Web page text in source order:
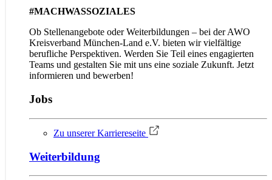
#MACHWASSOZIALES
Ob Stellenangebote oder Weiter­bildungen – bei der AWO
Kreis­ver­band München-Land e.V. bieten wir viel­fältige
berufliche Perspek­tiven. Werden Sie Teil eines engagierten
Teams und gestalten Sie mit uns eine soziale Zukunft. Jetzt
informieren und bewerben!
Jobs
Zu unserer Karriereseite
Weiterbildung